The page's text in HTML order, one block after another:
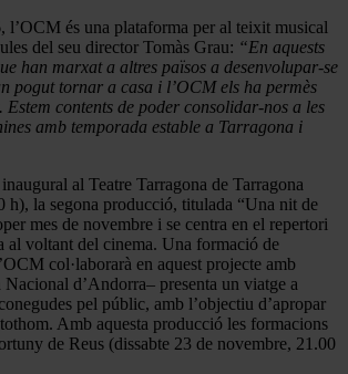
l’OCM és una plataforma per al teixit musical
del seu director Tomàs Grau: “En aquests
han marxat a altres països a desenvolupar-se
pogut tornar a casa i l’OCM els ha permès
contents de poder consolidar-nos a les
amb temporada estable a Tarragona i
al Teatre Tarragona de Tarragona
h), la segona producció, titulada “Una nit de
mes de novembre i se centra en el repertori
al voltant del cinema. Una formació de
col·laborarà en aquest projecte amb
Nacional d’Andorra– presenta un viatge a
pel públic, amb l’objectiu d’apropar
Amb aquesta producció les formacions
de Reus (dissabte 23 de novembre, 21.00